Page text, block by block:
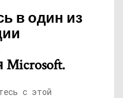
в один из
с этой